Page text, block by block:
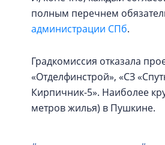
полным перечнем
администрации СПб.
Градкомиссия отказала
«Отделфинстрой», «СЗ
Кирпичник-5». Наиболее
метров жилья) в Пушкине.